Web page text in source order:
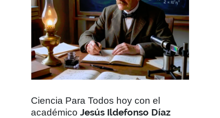
Ciencia Para Todos hoy con el
académico Jesús Ildefonso Díaz